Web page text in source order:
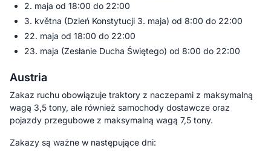
2. maja od 18:00 do 22:00
3. května (Dzień Konstytucji 3. maja) od 8:00 do 22:00
22. maja od 18:00 do 22:00
23. maja (Zesłanie Ducha Świętego) od 8:00 do 22:00
Austria
Zakaz ruchu obowiązuje traktory z naczepami z maksymalną
wagą 3,5 tony, ale również samochody dostawcze oraz
pojazdy przegubowe z maksymalną wagą 7,5 tony.
Zakazy są ważne w następujące dni: